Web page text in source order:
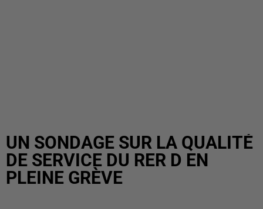
UN SONDAGE SUR LA QUALITÉ
DE SERVICE DU RER D EN
PLEINE GRÈVE